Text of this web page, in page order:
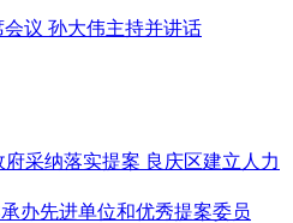
府采纳落实提案 良庆区建立人力
办先进单位和优秀提案委员